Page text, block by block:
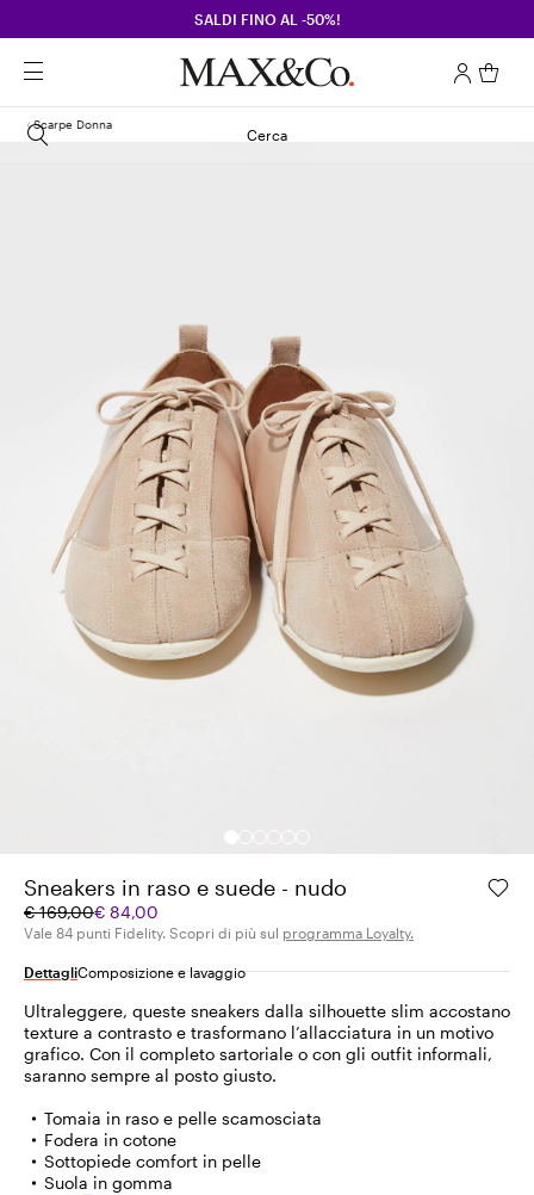
SALDI FINO AL -50%!
Cerca
Scarpe Donna
Sneakers in raso e suede - nudo
€ 169,00€ 84,00
Prezzo
originale
169,00
Prezzo
corrente
84,00
Vale 84 punti Fidelity. Scopri di più sul programma Loyalty.
DettagliComposizione e lavaggio
Ultraleggere, queste sneakers dalla silhouette slim accostano
texture a contrasto e trasformano l’allacciatura in un motivo
grafico. Con il completo sartoriale o con gli outfit informali,
saranno sempre al posto giusto.
Tomaia in raso e pelle scamosciata
Fodera in cotone
Sottopiede comfort in pelle
Suola in gomma